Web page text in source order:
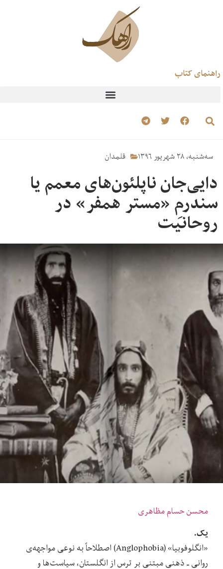
راهنمای کتاب
سه‌شنبه، ۲۸ شهریور ۱۳۹۶ قلمدان
دایی‌جان ناپلئون‌های معمم یا
سندرمِ «مستر همفر» در
روحانیت
محسن حسام مظاهری
یک.
«انگلوفوبیا» (Anglophobia) اصطلاحاً‌ به نوعی مواجهه‌ی
روانی ـ ذهنی مبتنی بر ترس از انگلستان، سیاست‌ها و